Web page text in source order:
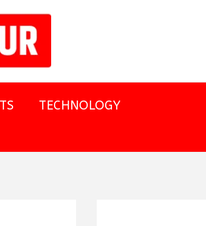
TECHNOLOGY